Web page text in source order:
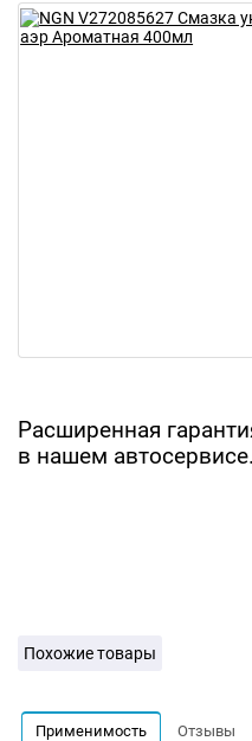
Расширенная
в нашем автосервисе.
Похожие товары
Применимость Отзывы